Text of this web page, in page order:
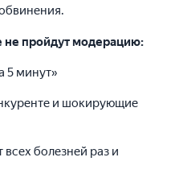
не пройдут модерацию:
5 минут»
и шокирующие
всех болезней раз и